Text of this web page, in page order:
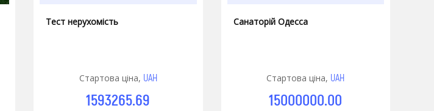
Тест нерухомість
Стартова ціна, UAH
1593265.69
Санаторій Одесса
Стартова ціна, UAH
15000000.00